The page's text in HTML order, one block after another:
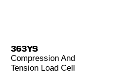
363YS
Compression And
Tension Load Cell